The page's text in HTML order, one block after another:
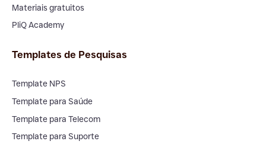
Materiais gratuitos
PliQ Academy
Templates de Pesquisas
Template NPS
Template para Saúde
Template para Telecom
Template para Suporte